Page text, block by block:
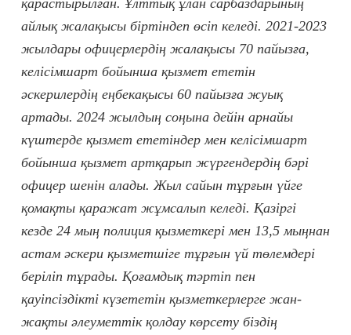
айлық жалақысы біртіндеп өсіп келеді. 2021-2023
жылдары офицерлердің жалақысы 70 пайызға,
келісімшарт бойынша қызмет ететін
әскерилердің еңбекақысы 60 пайызға жуық
артады. 2024 жылдың соңына дейін арнайы
күштерде қызмет ететіндер мен келісімшарт
бойынша қызмет артқарып жүргендердің бәрі
офицер шенін алады. Жыл сайын тұрғын үйге
қомақты қаражат жұмсалып келеді. Қазіргі
кезде 24 мың полиция қызметкері мен 13,5 мыңнан
астам әскери қызметшіге тұрғын үй төлемдері
беріліп тұрады. Қоғамдық тәртіп пен
қауіпсіздікті күзететін қызметкерлерге жан-
жақты әлеуметтік қолдау көрсету біздің